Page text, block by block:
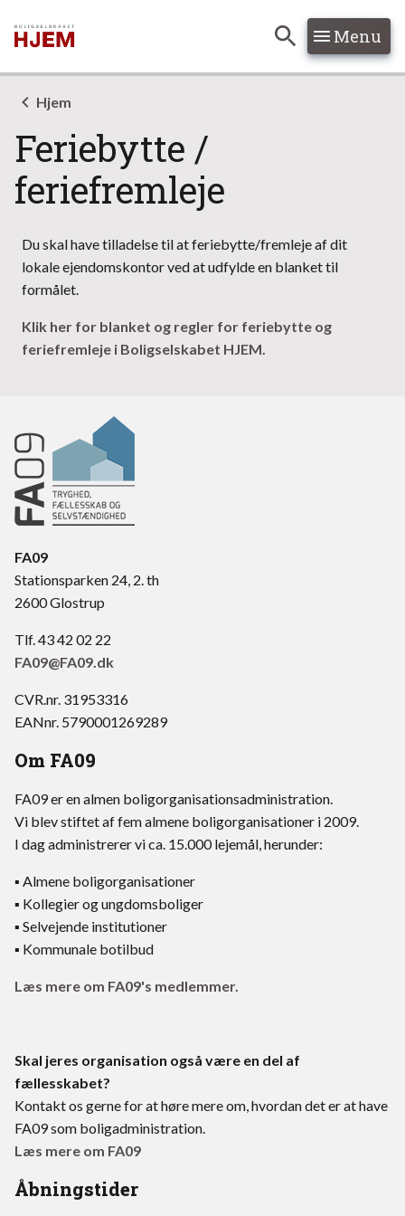
Hop til indhold
Hop til søgning Menu
Hjem
Feriebytte /
feriefremleje
Du skal have tilladelse til at feriebytte/fremleje af dit
lokale ejendomskontor ved at udfylde en blanket til
formålet.
Klik her for blanket og regler for feriebytte og
feriefremleje i Boligselskabet HJEM.
FA09
Stationsparken 24, 2. th
2600 Glostrup
Tlf. 43 42 02 22
FA09@FA09.dk
CVR.nr. 31953316
EANnr. 5790001269289
Om FA09
FA09 er en almen boligorganisationsadministration.
Vi blev stiftet af fem almene boligorganisationer i 2009.
I dag administrerer vi ca. 15.000 lejemål, herunder:
▪ Almene boligorganisationer
▪ Kollegier og ungdomsboliger
▪ Selvejende institutioner
▪ Kommunale botilbud
Læs mere om FA09's medlemmer.
Skal jeres organisation også være en del af
fællesskabet?
Kontakt os gerne for at høre mere om, hvordan det er at have
FA09 som boligadministration.
Læs mere om FA09
Åbningstider